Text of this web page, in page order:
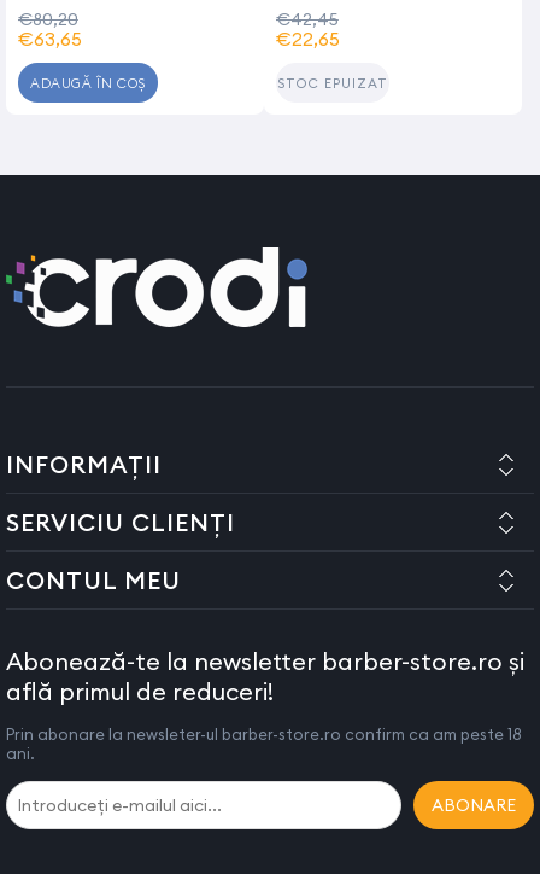
€80,20
€63,65
ADAUGĂ ÎN COȘ
€42,45
€22,65
STOC EPUIZAT
INFORMAȚII
SERVICIU CLIENȚI
CONTUL MEU
Abonează-te la newsletter barber-store.ro și
află primul de reduceri!
Prin abonare la newsleter-ul barber-store.ro confirm ca am peste 18
ani.
ABONARE